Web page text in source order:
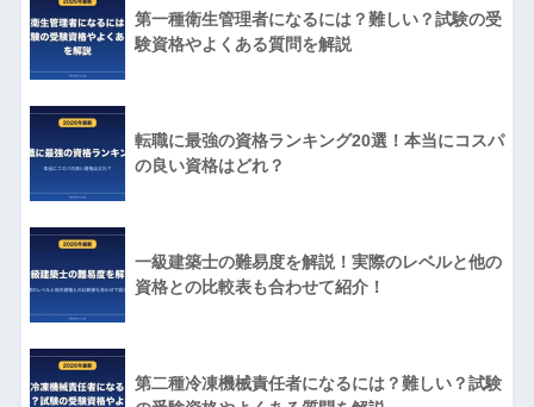
第一種衛生管理者になるには？難しい？試験の受
験資格やよくある質問を解説
転職に最強の資格ランキング20選！本当にコスパ
の良い資格はどれ？
一級建築士の難易度を解説！実際のレベルと他の
資格との比較表も合わせて紹介！
第二種冷凍機械責任者になるには？難しい？試験